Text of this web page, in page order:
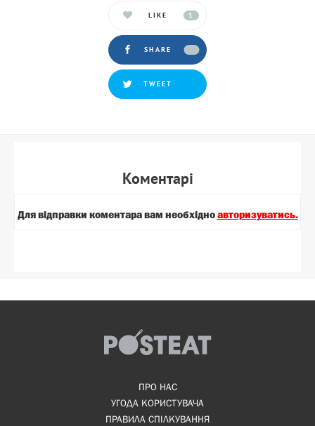
LIKE 1
SHARE
TWEET
Коментарi
Для вiдправки коментара вам необхiдно авторизуватись.
ПРО НАС
УГОДА КОРИСТУВАЧА
ПРАВИЛА СПІЛКУВАННЯ